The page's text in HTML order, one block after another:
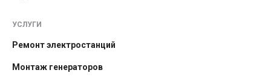
УСЛУГИ
Ремонт электростанций
Монтаж генераторов